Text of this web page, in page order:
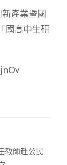
產業暨國
國高中生研
教師赴公民